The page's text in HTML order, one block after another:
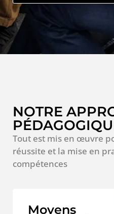
NOTRE
Tout est mis en œuvre
réussite et la mise en
compétences
Moyens